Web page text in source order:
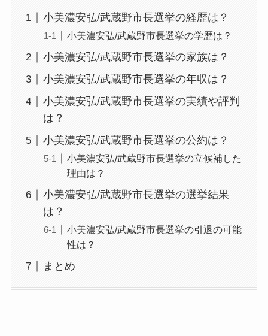
小美濃安弘/武蔵野市長選挙の経歴は？
小美濃安弘/武蔵野市長選挙の学歴は？
小美濃安弘/武蔵野市長選挙の家族は？
小美濃安弘/武蔵野市長選挙の年収は？
小美濃安弘/武蔵野市長選挙の実績や評判
は？
小美濃安弘/武蔵野市長選挙の公約は？
小美濃安弘/武蔵野市長選挙の立候補した
理由は？
小美濃安弘/武蔵野市長選挙の選挙結果
は？
小美濃安弘/武蔵野市長選挙の引退の可能
性は？
まとめ